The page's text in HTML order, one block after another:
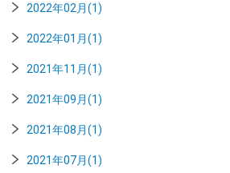
2022年02月(1)
2022年01月(1)
2021年11月(1)
2021年09月(1)
2021年08月(1)
2021年07月(1)